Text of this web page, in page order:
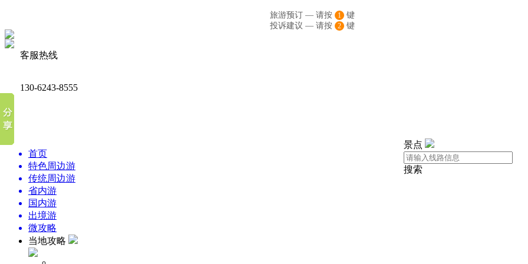
客服热线
130-6243-8555
旅游预订 — 请按 1
键
投诉建议 — 请按
2 键
景点
搜索
首页
特色周边游
传统周边游
省内游
国内游
出境游
微攻略
当地攻略